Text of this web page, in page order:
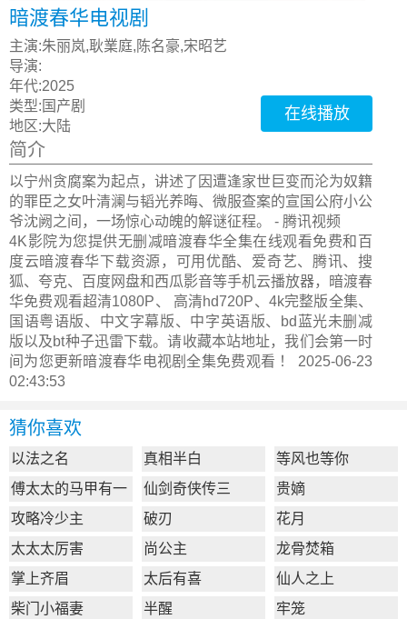
暗渡春华电视剧
主演:朱丽岚,耿業庭,陈名豪,宋昭艺
导演:
年代:2025
类型: 国产剧
地区:大陆
在线播放
简介
以宁州贪腐案为起点，讲述了因遭逢家世巨变而沦为奴籍
的罪臣之女叶清澜与韬光养晦、微服查案的宣国公府小公
爷沈阙之间，一场惊心动魄的解谜征程。 - 腾讯视频
4K影院为您提供无删减暗渡春华全集在线观看免费和百
度云暗渡春华下载资源，可用优酷、爱奇艺、腾讯、搜
狐、夸克、百度网盘和西瓜影音等手机云播放器，暗渡春
华免费观看超清1080P、 高清hd720P、4k完整版全集、
国语粤语版、中文字幕版、中字英语版、bd蓝光未删减
版以及bt种子迅雷下载。请收藏本站地址，我们会第一时
间为您更新暗渡春华电视剧全集免费观看 ！ 2025-06-23
02:43:53
猜你喜欢
以法之名 真相半白
等风也等你
傅太太的马甲有一
点多
仙剑奇侠传三
贵嫡
攻略冷少主
破刃
花月
太太太厉害
尚公主
龙骨焚箱
掌上齐眉
太后有喜
仙人之上
柴门小福妻
半醒 牢笼